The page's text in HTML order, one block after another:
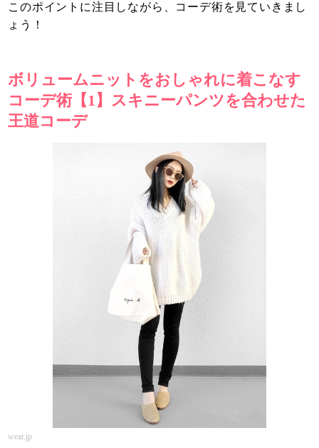
このポイントに注目しながら、コーデ術を見ていきまし
ょう！
ボリュームニットをおしゃれに着こなす
コーデ術【1】スキニーパンツを合わせた
王道コーデ
wear.jp